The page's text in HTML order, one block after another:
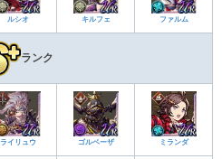
ルシオ キルフェ ファルム
ランク
ライリュウ ゴルベーザ ミランダ